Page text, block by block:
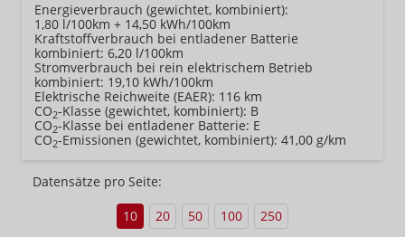
Energieverbrauch (gewichtet, kombiniert):
1,80 l/100km + 14,50 kWh/100km
Kraftstoffverbrauch bei entladener Batterie
kombiniert: 6,20 l/100km
Stromverbrauch bei rein elektrischem Betrieb
kombiniert: 19,10 kWh/100km
Elektrische Reichweite (EAER): 116 km
CO2-Klasse (gewichtet, kombiniert): B
CO2-Klasse bei entladener Batterie: E
CO2-Emissionen (gewichtet, kombiniert): 41,00 g/km
Datensätze pro Seite:
10
20 50 100 250